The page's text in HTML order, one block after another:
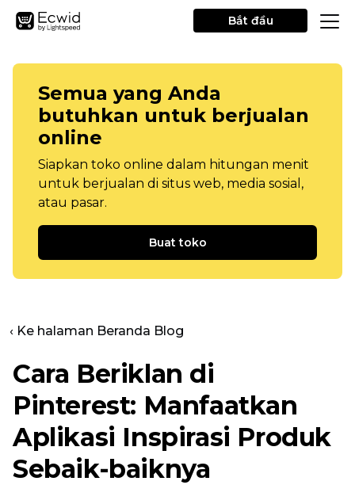
Bắt đầu
Semua yang Anda
butuhkan untuk berjualan
online
Siapkan toko online dalam hitungan menit
untuk berjualan di situs web, media sosial,
atau pasar.
Buat toko
‹ Ke halaman Beranda Blog
Cara Beriklan di
Pinterest: Manfaatkan
Aplikasi Inspirasi Produk
Sebaik-baiknya